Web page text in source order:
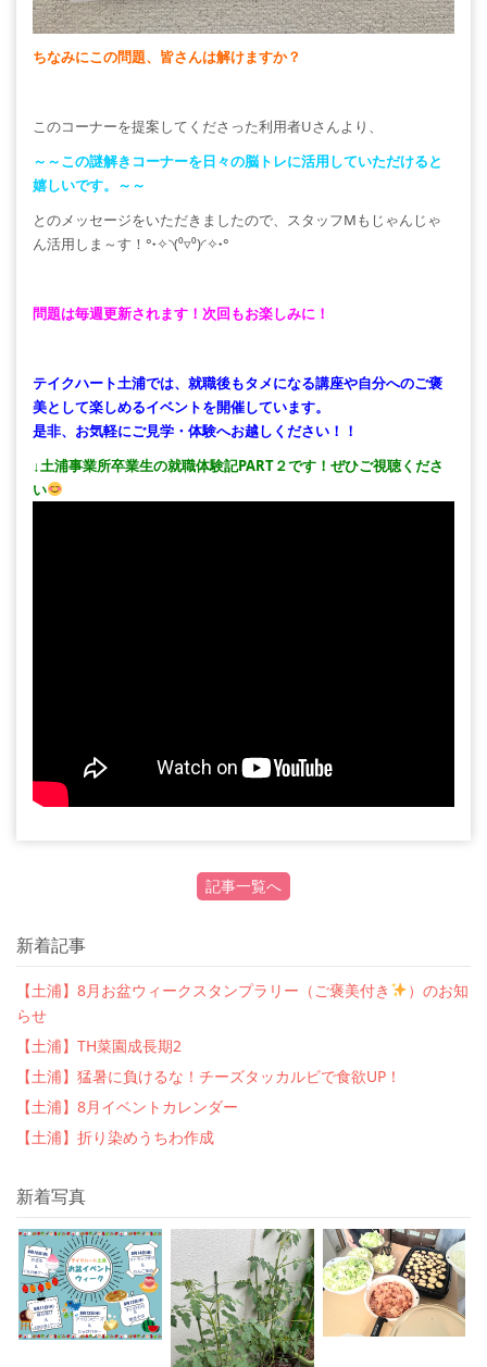
ちなみにこの問題、皆さんは解けますか？
このコーナーを提案してくださった利用者Uさんより、
～～この謎解きコーナーを日々の脳トレに活用していただけると
嬉しいです。～～
とのメッセージをいただきましたので、スタッフMもじゃんじゃ
ん活用しま～す！°˖✧◝(⁰▿⁰)◜✧˖°
問題は毎週更新されます！次回もお楽しみに！
テイクハート土浦では、就職後もタメになる講座や自分へのご褒
美として楽しめるイベントを開催しています。
是非、お気軽にご見学・体験へお越しください！！
↓土浦事業所卒業生の就職体験記PART２です！ぜひご視聴くださ
い
記事一覧へ
新着記事
【土浦】8月お盆ウィークスタンプラリー（ご褒美付き
）のお知
らせ
【土浦】TH菜園成長期2
【土浦】猛暑に負けるな！チーズタッカルビで食欲UP！
【土浦】8月イベントカレンダー
【土浦】折り染めうちわ作成
新着写真